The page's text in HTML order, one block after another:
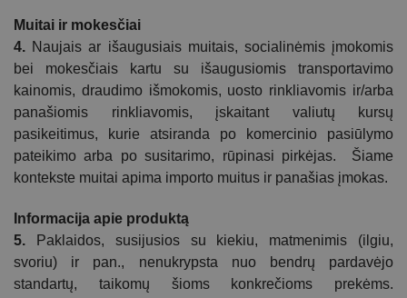
Muitai ir mokesčiai
4. Naujais ar išaugusiais muitais, socialinėmis įmokomis
bei mokesčiais kartu su išaugusiomis transportavimo
kainomis, draudimo išmokomis, uosto rinkliavomis ir/arba
panašiomis rinkliavomis, įskaitant valiutų
kursų
pasikeitimus, kurie atsiranda po komercinio pasiūlymo
pateikimo arba posusitarimo, rūpinasi pirkėjas. Šiame
kontekste muitai apima importo muitus ir panašias įmokas.
Informacija apie produktą
5. Paklaidos, susijusios su kiekiu, matmenimis (ilgiu,
svoriu) ir pan., nenukrypsta nuo bendrų pardavėjo
standartų, taikomų šioms konkrečioms prekėms.